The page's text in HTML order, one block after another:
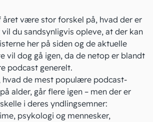
året være stor forskel på, hvad der er
du sandsynligvis opleve, at der kan
her på siden og de aktuelle
vil dog gå igen, da de netop er blandt
podcast generelt.
hvad de mest populære podcast-
alder, går flere igen – men der er
i deres yndlingsemner:
psykologi og mennesker,